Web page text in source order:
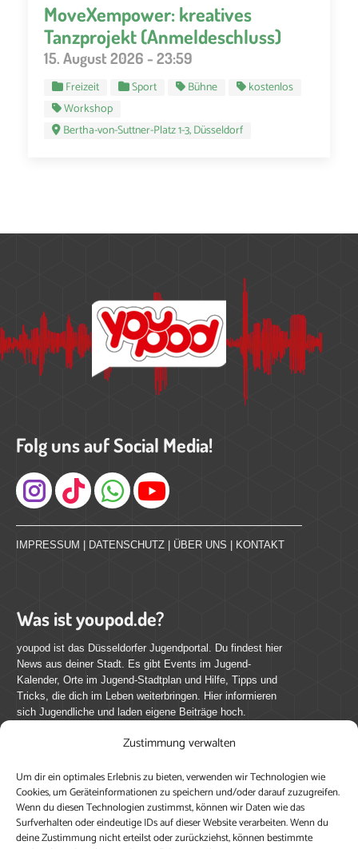
Zustimmung verwalten
Um dir ein optimales Erlebnis zu bieten, verwenden wir Technologien wie
Cookies, um Geräteinformationen zu speichern und/oder darauf zuzugreifen.
Wenn du diesen Technologien zustimmst, können wir Daten wie das
Surfverhalten oder eindeutige IDs auf dieser Website verarbeiten. Wenn du
deine Zustimmung nicht erteilst oder zurückziehst, können bestimmte
MoveXempower: kreatives
Tanzprojekt (Anmeldeschluss)
15. August 2026 - 23:59
Freizeit Sport Bühne
kostenlos
Workshop
Bertha-von-Suttner-Platz 1-3, Düsseldorf
Folg uns auf Social Media!
Instagram
IMPRESSUM DATENSCHUTZ ÜBER UNS KONTAKT
Was ist youpod.de?
youpod ist das Düsseldorfer Jugendportal. Du findest hier
News aus deiner Stadt. Es gibt Events im Jugend-
Kalender, Orte im Jugend-Stadtplan und Hilfe, Tipps und
Tricks, die dich im Leben weiterbringen. Hier informieren
sich Jugendliche und laden eigene Beiträge hoch.
Mach mit bei youpod.de!
youpod.de lebt von Menschen wie dir. Sammel
journalistische Erfahrung, teile deine Perspektive und
veröffentliche deine Beiträge auf youpod.de.Du musst
dich anmelden, um alle Funktionen nutzen zu können, ein